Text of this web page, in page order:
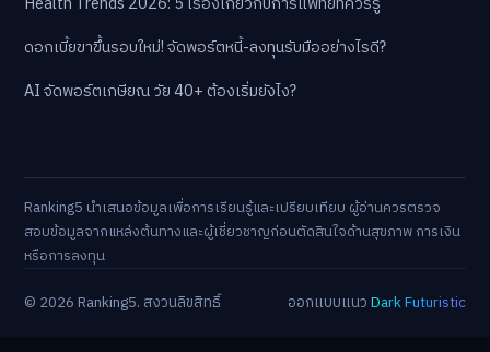
ดอกเบี้ยขาขึ้นรอบใหม่! จัดพอร์ตหนี้-ลงทุนรับมืออย่างไรดี?
AI จัดพอร์ตเกษียณ วัย 40+ ต้องเริ่มยังไง?
Ranking5 นำเสนอข้อมูลเพื่อการเรียนรู้และเปรียบเทียบ ผู้อ่านควรตรวจ
สอบข้อมูลจากแหล่งต้นทางและผู้เชี่ยวชาญก่อนตัดสินใจด้านสุขภาพ การเงิน
หรือการลงทุน
© 2026 Ranking5. สงวนลิขสิทธิ์
ออกแบบแนวDark Futuristic